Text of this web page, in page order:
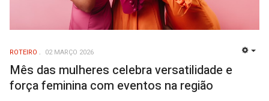
ROTEIRO 02 MARÇO 2026
Mês das mulheres celebra versatilidade e
força feminina com eventos na região